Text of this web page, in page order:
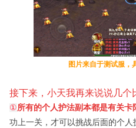
图片来自于测试服，
接下来，小天我再来说说几个
①所有的个人护法副本都是有关卡
功上一关，才可以挑战后面的个人